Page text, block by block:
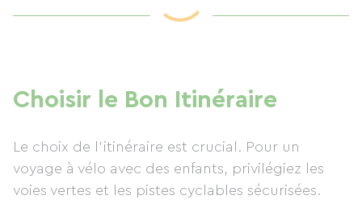
Choisir le Bon Itinéraire
Le choix de l'itinéraire est crucial. Pour un
voyage à vélo avec des enfants, privilégiez les
voies vertes et les pistes cyclables sécurisées.